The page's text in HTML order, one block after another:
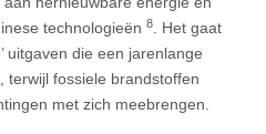
technologieën 8
. Het gaat
uitgaven die een jarenlange
terwijl fossiele brandstoffen
met zich meebrengen.